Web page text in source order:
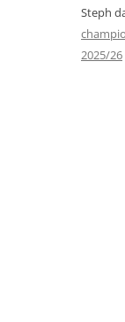
Steph
2025/26